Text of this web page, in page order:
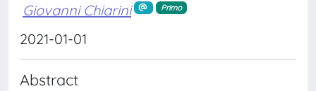
Giovanni Chiarini Primo
2021-01-01
Abstract